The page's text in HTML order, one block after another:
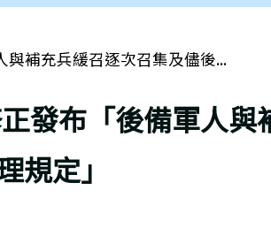
補充兵緩召逐次召集及儘後...
發布「後備軍人與
規定」